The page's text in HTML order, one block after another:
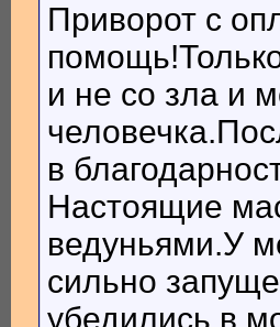
Приворот с
и не со зла и
в
Настоящие
ведуньями.У
сильно
убедились в